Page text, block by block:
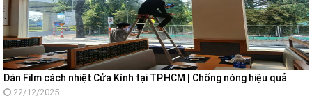
Dán Film cách nhiệt Cửa Kính tại TP.HCM | Chống nóng hiệu quả
22/12/2025